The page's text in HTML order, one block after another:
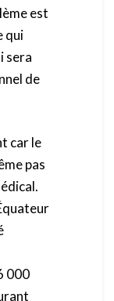
est
qui
sera
de
car le
pas
000